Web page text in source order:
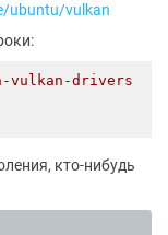
ubuntu/vulkan
vulkan-drivers
кто-нибудь